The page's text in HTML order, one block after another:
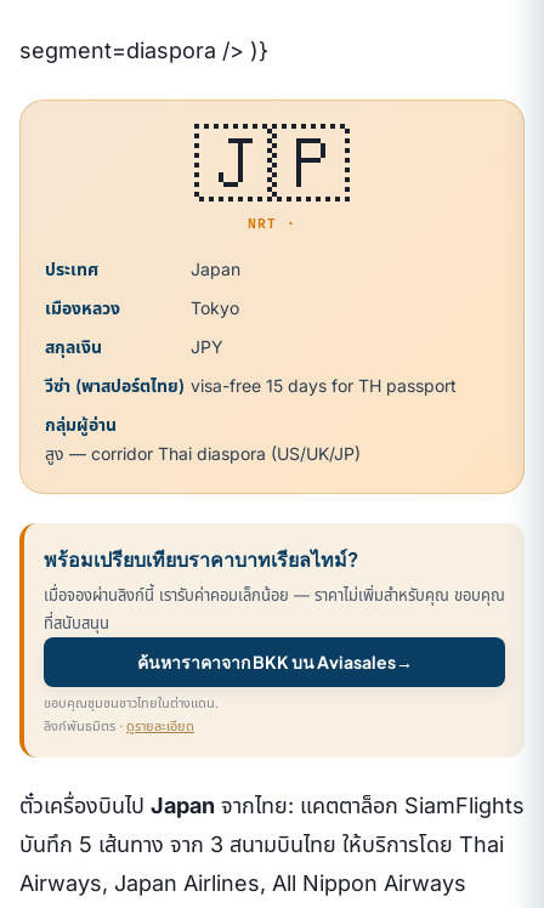
segment=diaspora /> )}
🇯🇵
NRT ·
ประเทศ
Japan
เมืองหลวง
Tokyo
สกุลเงิน
JPY
วีซ่า (พาสปอร์ตไทย) visa-free 15 days for TH passport
กลุ่มผู้อ่าน
สูง — corridor Thai diaspora (US/UK/JP)
พร้อมเปรียบเทียบราคาบาทเรียลไทม์?
เมื่อจองผ่านลิงก์นี้ เรารับค่าคอมเล็กน้อย — ราคาไม่เพิ่มสำหรับคุณ ขอบคุณ
ที่สนับสนุน
ค้นหาราคาจาก BKK บน Aviasales→
ขอบคุณชุมชนชาวไทยในต่างแดน.
ลิงก์พันธมิตร · ดูรายละเอียด
ตั๋วเครื่องบินไป Japan จากไทย: แคตตาล็อก SiamFlights
บันทึก 5 เส้นทาง จาก 3 สนามบินไทย ให้บริการโดย Thai
Airways, Japan Airlines, All Nippon Airways